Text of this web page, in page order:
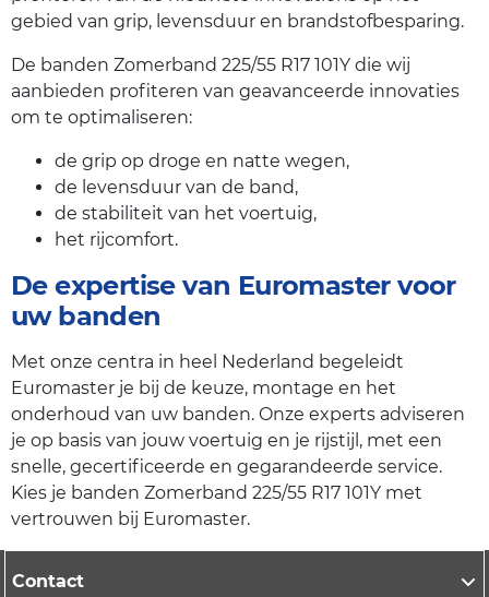
gebied van grip, levensduur en brandstofbesparing.
De banden Zomerband 225/55 R17 101Y die wij
aanbieden profiteren van geavanceerde innovaties
om te optimaliseren:
de grip op droge en natte wegen,
de levensduur van de band,
de stabiliteit van het voertuig,
het rijcomfort.
De expertise van Euromaster voor
uw banden
Met onze centra in heel Nederland begeleidt
Euromaster je bij de keuze, montage en het
onderhoud van uw banden. Onze experts adviseren
je op basis van jouw voertuig en je rijstijl, met een
snelle, gecertificeerde en gegarandeerde service.
Kies je banden Zomerband 225/55 R17 101Y met
vertrouwen bij Euromaster.
Contact